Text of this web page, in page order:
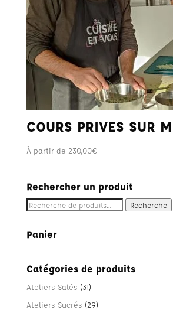
COURS PRIVES SUR
À partir de 230,00€
Rechercher un produit
Recherche
Recherche
Panier
Catégories de produits
Ateliers Salés (31)
Ateliers Sucrés (29)